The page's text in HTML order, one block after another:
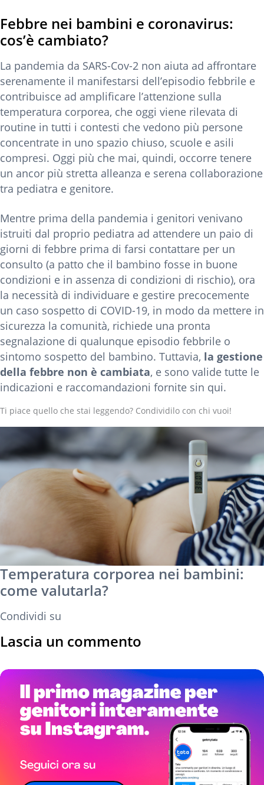
Febbre nei bambini e coronavirus:
cos’è cambiato?
La pandemia da SARS-Cov-2 non aiuta ad affrontare
serenamente il manifestarsi dell’episodio febbrile e
contribuisce ad amplificare l’attenzione sulla
temperatura corporea, che oggi viene rilevata di
routine in tutti i contesti che vedono più persone
concentrate in uno spazio chiuso, scuole e asili
compresi. Oggi più che mai, quindi, occorre tenere
un ancor più stretta alleanza e serena collaborazione
tra pediatra e genitore.
Mentre prima della pandemia i genitori venivano
istruiti dal proprio pediatra ad attendere un paio di
giorni di febbre prima di farsi contattare per un
consulto (a patto che il bambino fosse in buone
condizioni e in assenza di condizioni di rischio), ora
la necessità di individuare e gestire precocemente
un caso sospetto di COVID-19, in modo da mettere in
sicurezza la comunità, richiede una pronta
segnalazione di qualunque episodio febbrile o
sintomo sospetto del bambino. Tuttavia, la gestione
della febbre non è cambiata, e sono valide tutte le
indicazioni e raccomandazioni fornite sin qui.
Ti piace quello che stai leggendo? Condividilo con chi vuoi!
Temperatura corporea nei bambini:
come valutarla?
Condividi su
Lascia un commento